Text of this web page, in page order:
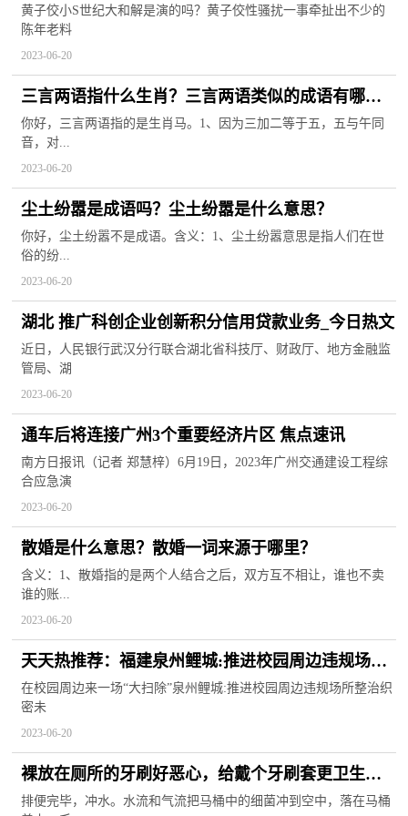
自己过不去 今日热讯
黄子佼小S世纪大和解是演的吗？黄子佼性骚扰一事牵扯出不少的
陈年老料
2023-06-20
三言两语指什么生肖？三言两语类似的成语有哪
些？
你好，三言两语指的是生肖马。1、因为三加二等于五，五与午同
音，对...
2023-06-20
尘土纷嚣是成语吗？尘土纷嚣是什么意思？
你好，尘土纷嚣不是成语。含义：1、尘土纷嚣意思是指人们在世
俗的纷...
2023-06-20
湖北 推广科创企业创新积分信用贷款业务_今日热文
近日，人民银行武汉分行联合湖北省科技厅、财政厅、地方金融监
管局、湖
2023-06-20
通车后将连接广州3个重要经济片区 焦点速讯
南方日报讯（记者 郑慧梓）6月19日，2023年广州交通建设工程综
合应急演
2023-06-20
散婚是什么意思？散婚一词来源于哪里？
含义：1、散婚指的是两个人结合之后，双方互不相让，谁也不卖
谁的账...
2023-06-20
天天热推荐：福建泉州鲤城:推进校园周边违规场所
整治织密未成年人保护网|当前报道
在校园周边来一场“大扫除”泉州鲤城:推进校园周边违规场所整治织
密未
2023-06-20
裸放在厕所的牙刷好恶心，给戴个牙刷套更卫生
吗？_环球动态
排便完毕，冲水。水流和气流把马桶中的细菌冲到空中，落在马桶